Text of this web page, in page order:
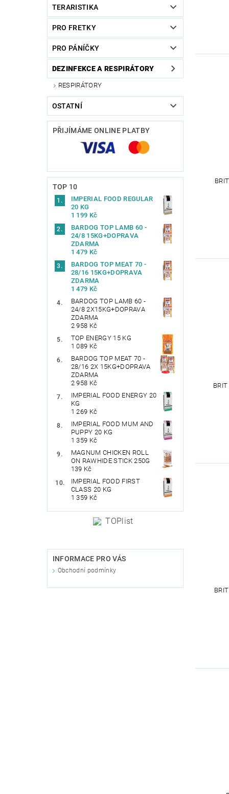
TERARISTIKA
PRO FRETKY
PRO PÁNÍČKY
DEZINFEKCE A RESPIRÁTORY
RESPIRÁTORY
OSTATNÍ
PŘIJÍMÁME ONLINE PLATBY
TOP 10
IMPERIAL FOOD REGULAR
20 KG
1 199 Kč
BARDOG TOP LAMB 60 -
24/8 15KG+DOPRAVA
ZDARMA
1 479 Kč
BARDOG TOP MEAT 70 -
28/16 15KG+DOPRAVA
ZDARMA
1 479 Kč
BARDOG TOP LAMB 60 -
24/8 2X15KG+DOPRAVA
ZDARMA
2 958 Kč
TOP ENERGY 15 KG
1 089 Kč
BARDOG TOP MEAT 70 -
28/16 2X 15KG+DOPRAVA
ZDARMA
2 958 Kč
IMPERIAL FOOD ENERGY 20
KG
1 269 Kč
IMPERIAL FOOD MUM AND
PUPPY 20 KG
1 359 Kč
MAGNUM CHICKEN ROLL
ON RAWHIDE STICK 250G
139 Kč
IMPERIAL FOOD FIRST
CLASS 20 KG
1 359 Kč
INFORMACE PRO VÁS
Obchodní podmínky